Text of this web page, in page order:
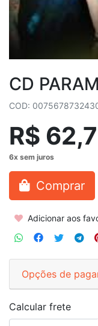
CD
COD:
R$
Comprar
Adicionar aos
Opções de
Calcular frete